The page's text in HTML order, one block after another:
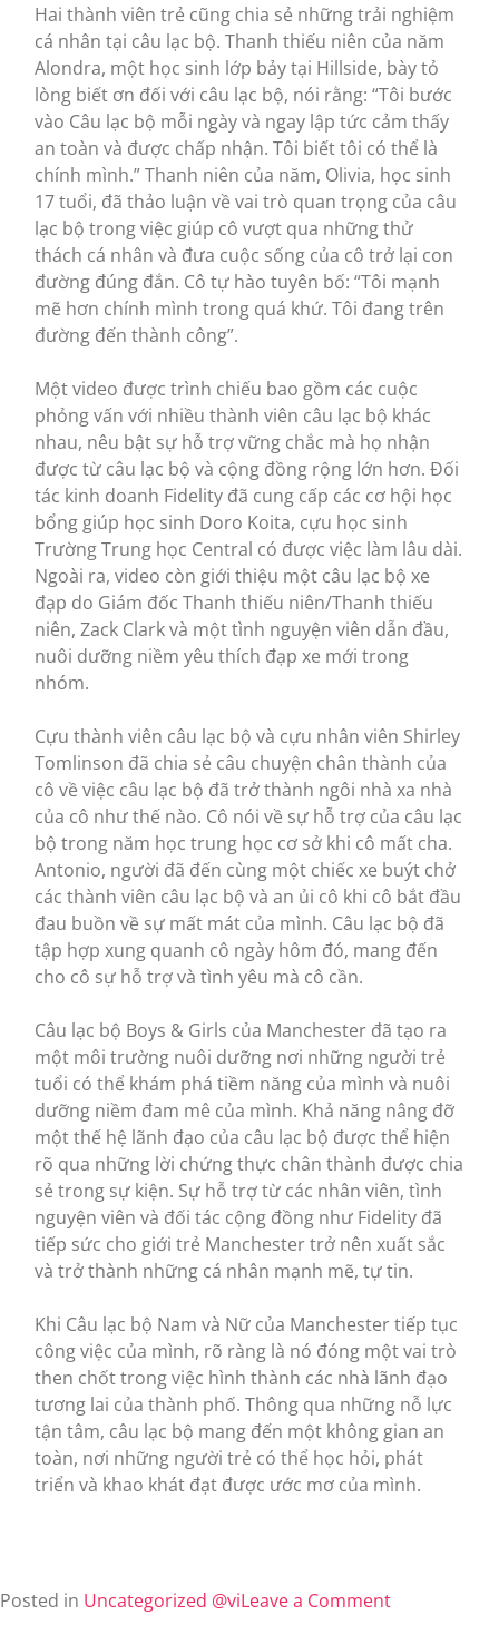
Hai thành viên trẻ cũng chia sẻ những trải nghiệm
cá nhân tại câu lạc bộ. Thanh thiếu niên của năm
Alondra, một học sinh lớp bảy tại Hillside, bày tỏ
lòng biết ơn đối với câu lạc bộ, nói rằng: “Tôi bước
vào Câu lạc bộ mỗi ngày và ngay lập tức cảm thấy
an toàn và được chấp nhận. Tôi biết tôi có thể là
chính mình.” Thanh niên của năm, Olivia, học sinh
17 tuổi, đã thảo luận về vai trò quan trọng của câu
lạc bộ trong việc giúp cô vượt qua những thử
thách cá nhân và đưa cuộc sống của cô trở lại con
đường đúng đắn. Cô tự hào tuyên bố: “Tôi mạnh
mẽ hơn chính mình trong quá khứ. Tôi đang trên
đường đến thành công”.
Một video được trình chiếu bao gồm các cuộc
phỏng vấn với nhiều thành viên câu lạc bộ khác
nhau, nêu bật sự hỗ trợ vững chắc mà họ nhận
được từ câu lạc bộ và cộng đồng rộng lớn hơn. Đối
tác kinh doanh Fidelity đã cung cấp các cơ hội học
bổng giúp học sinh Doro Koita, cựu học sinh
Trường Trung học Central có được việc làm lâu dài.
Ngoài ra, video còn giới thiệu một câu lạc bộ xe
đạp do Giám đốc Thanh thiếu niên/Thanh thiếu
niên, Zack Clark và một tình nguyện viên dẫn đầu,
nuôi dưỡng niềm yêu thích đạp xe mới trong
nhóm.
Cựu thành viên câu lạc bộ và cựu nhân viên Shirley
Tomlinson đã chia sẻ câu chuyện chân thành của
cô về việc câu lạc bộ đã trở thành ngôi nhà xa nhà
của cô như thế nào. Cô nói về sự hỗ trợ của câu lạc
bộ trong năm học trung học cơ sở khi cô mất cha.
Antonio, người đã đến cùng một chiếc xe buýt chở
các thành viên câu lạc bộ và an ủi cô khi cô bắt đầu
đau buồn về sự mất mát của mình. Câu lạc bộ đã
tập hợp xung quanh cô ngày hôm đó, mang đến
cho cô sự hỗ trợ và tình yêu mà cô cần.
Câu lạc bộ Boys & Girls của Manchester đã tạo ra
một môi trường nuôi dưỡng nơi những người trẻ
tuổi có thể khám phá tiềm năng của mình và nuôi
dưỡng niềm đam mê của mình. Khả năng nâng đỡ
một thế hệ lãnh đạo của câu lạc bộ được thể hiện
rõ qua những lời chứng thực chân thành được chia
sẻ trong sự kiện. Sự hỗ trợ từ các nhân viên, tình
nguyện viên và đối tác cộng đồng như Fidelity đã
tiếp sức cho giới trẻ Manchester trở nên xuất sắc
và trở thành những cá nhân mạnh mẽ, tự tin.
Khi Câu lạc bộ Nam và Nữ của Manchester tiếp tục
công việc của mình, rõ ràng là nó đóng một vai trò
then chốt trong việc hình thành các nhà lãnh đạo
tương lai của thành phố. Thông qua những nỗ lực
tận tâm, câu lạc bộ mang đến một không gian an
toàn, nơi những người trẻ có thể học hỏi, phát
triển và khao khát đạt được ước mơ của mình.
Posted in Uncategorized @viLeave a Comment